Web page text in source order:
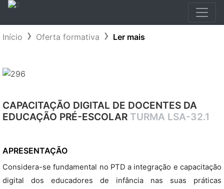
Início Oferta formativa Ler mais
CAPACITAÇÃO DIGITAL DE DOCENTES DA
EDUCAÇÃO PRÉ-ESCOLAR TURMA LSA-32.1
APRESENTAÇÃO
Considera-se fundamental no PTD a integração e capacitação
digital dos educadores de infância nas suas práticas